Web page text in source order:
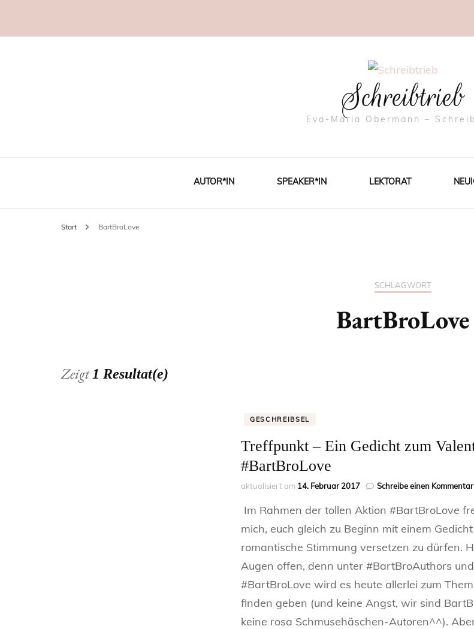
Schreibtrieb
Eva-Maria Obermann –
AUTOR*IN SPEAKER*IN LEKTORAT
Start BartBroLove
SCHLAGWORT
BartBroLove
Zeigt 1 Resultat(e)
GESCHREIBSEL
Treffpunkt – Ein Gedicht zum
#BartBroLove
aktualisiert am 14. Februar 2017 Schreibe einen Kommentar
Im Rahmen der tollen Aktion #BartBroLove
mich, euch gleich zu Beginn mit einem
romantische Stimmung versetzen zu dürfen.
Augen offen, denn unter #BartBroAuthors und
#BartBroLove wird es heute allerlei zum
finden geben (und keine Angst, wir sind
keine rosa Schmusehäschen-Autoren^^).